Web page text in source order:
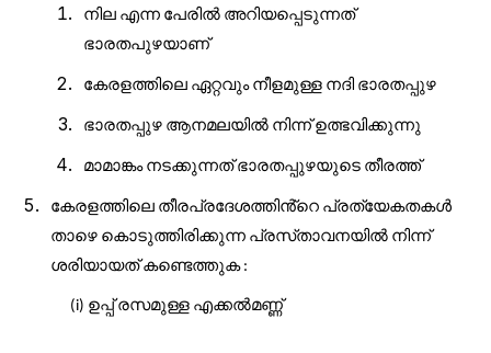
നില എന്ന പേരിൽ അറിയപ്പെടുന്നത്
ഭാരതപുഴയാണ്
കേരളത്തിലെ ഏറ്റവും നീളമുള്ള നദി ഭാരതപ്പുഴ
ഭാരതപ്പുഴ ആനമലയിൽ നിന്ന്ഉത്ഭവിക്കുന്നു
മാമാങ്കം നടക്കുന്നത്ഭാരതപ്പുഴയുടെ തീരത്ത്
കേരളത്തിലെ തീരപ്രദേശത്തിൻ്റെ പ്രത്യേകതകൾ
താഴെ കൊടുത്തിരിക്കുന്ന പ്രസ്താവനയിൽ നിന്ന്
ശരിയായത്കണ്ടെത്തുക:
(i) ഉപ്പ്രസമുള്ള എക്കൽമണ്ണ്